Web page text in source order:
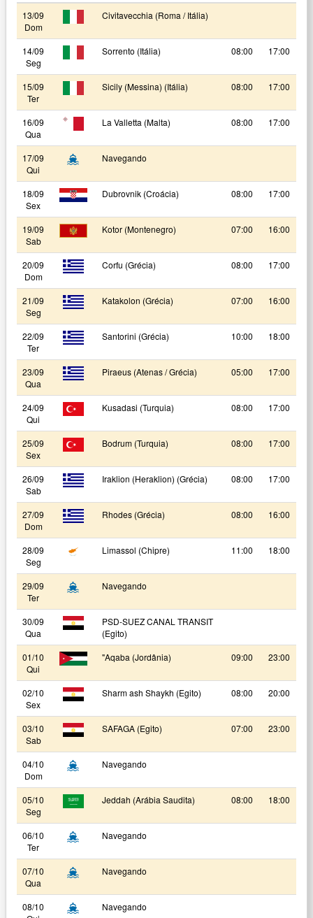
13/09
Dom
Civitavecchia (Roma / Itália)
14/09
Seg
Sorrento (Itália) 08:00 17:00
15/09
Ter
Sicily (Messina) (Itália) 08:00 17:00
16/09
Qua
La Valletta (Malta) 08:00 17:00
17/09
Qui
Navegando
18/09
Sex
Dubrovnik (Croácia) 08:00 17:00
19/09
Sab
Kotor (Montenegro) 07:00 16:00
20/09
Dom
Corfu (Grécia) 08:00 17:00
21/09
Seg
Katakolon (Grécia) 07:00 16:00
22/09
Ter
Santorini (Grécia) 10:00 18:00
23/09
Qua
Piraeus (Atenas / Grécia) 05:00 17:00
24/09
Qui
Kusadasi (Turquia) 08:00 17:00
25/09
Sex
Bodrum (Turquia) 08:00 17:00
26/09
Sab
Iraklion (Heraklion) (Grécia) 08:00 17:00
27/09
Dom
Rhodes (Grécia) 08:00 16:00
28/09
Seg
Limassol (Chipre) 11:00 18:00
29/09
Ter
Navegando
30/09
Qua
PSD-SUEZ CANAL TRANSIT
(Egito)
01/10
Qui
"Aqaba (Jordânia) 09:00 23:00
02/10
Sex
Sharm ash Shaykh (Egito) 08:00 20:00
03/10
Sab
SAFAGA (Egito) 07:00 23:00
04/10
Dom
Navegando
05/10
Seg
Jeddah (Arábia Saudita) 08:00 18:00
06/10
Ter
Navegando
07/10
Qua
Navegando
08/10
Navegando